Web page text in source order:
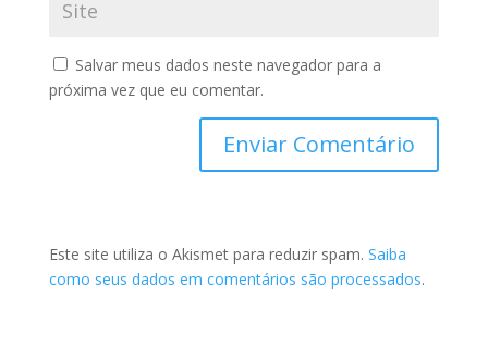
Salvar meus dados neste navegador para a
próxima vez que eu comentar.
Este site utiliza o Akismet para reduzir spam. Saiba
como seus dados em comentários são processados.